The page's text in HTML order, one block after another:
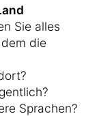
Sie alles
die
Sprachen?